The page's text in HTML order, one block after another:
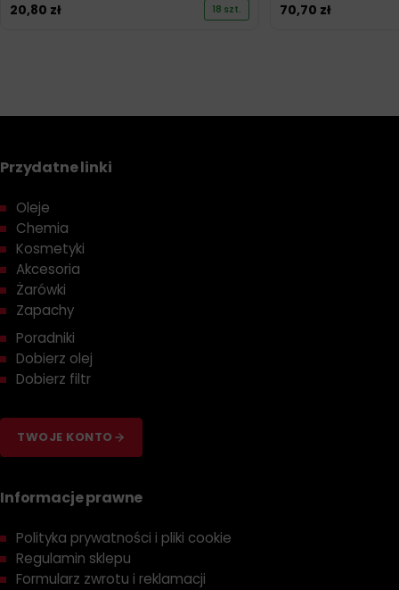
20,80 zł 18 szt. 70,70 zł
Przydatne linki
Oleje
Chemia
Kosmetyki
Akcesoria
Żarówki
Zapachy
Poradniki
Dobierz olej
Dobierz filtr
TWOJE KONTO
Informacje prawne
Polityka prywatności i pliki cookie
Regulamin sklepu
Formularz zwrotu i reklamacji